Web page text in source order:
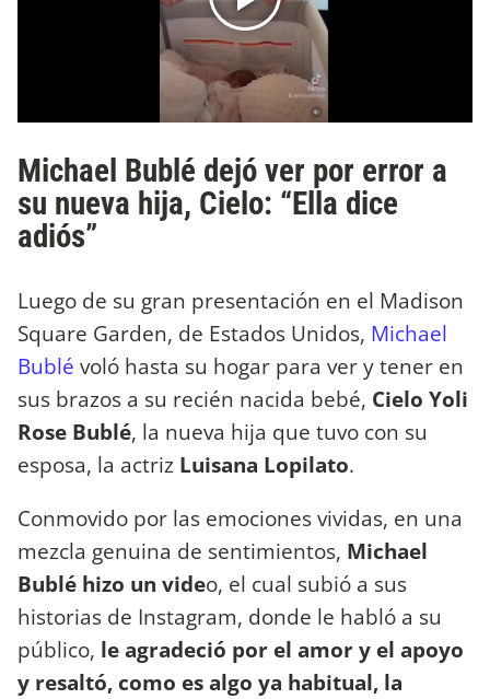
Michael Bublé dejó ver por error a
su nueva hija, Cielo: “Ella dice
adiós”
Luego de su gran presentación en el Madison
Square Garden, de Estados Unidos, Michael
Bublé voló hasta su hogar para ver y tener en
sus brazos a su recién nacida bebé, Cielo Yoli
Rose Bublé, la nueva hija que tuvo con su
esposa, la actriz Luisana Lopilato.
Conmovido por las emociones vividas, en una
mezcla genuina de sentimientos, Michael
Bublé hizo un video, el cual subió a sus
historias de Instagram, donde le habló a su
público, le agradeció por el amor y el apoyo
y resaltó, como es algo ya habitual, la